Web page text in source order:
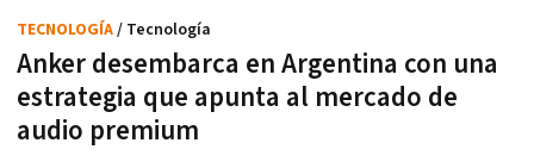
Anker desembarca en Argentina con una
estrategia que apunta al mercado de
audio premium
TECNOLOGÍA/ Tecnología